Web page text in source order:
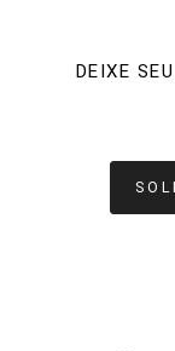
DEIXE